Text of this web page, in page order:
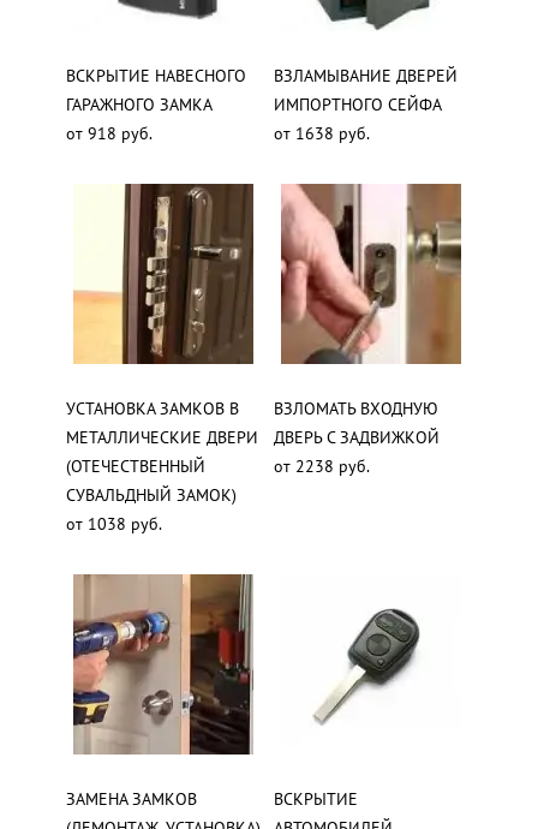
ВСКРЫТИЕ НАВЕСНОГО
ГАРАЖНОГО ЗАМКА
от 918 руб.
ВЗЛАМЫВАНИЕ ДВЕРЕЙ
ИМПОРТНОГО СЕЙФА
от 1638 руб.
УСТАНОВКА ЗАМКОВ В
МЕТАЛЛИЧЕСКИЕ ДВЕРИ
(ОТЕЧЕСТВЕННЫЙ
СУВАЛЬДНЫЙ ЗАМОК)
от 1038 руб.
ВЗЛОМАТЬ ВХОДНУЮ
ДВЕРЬ С ЗАДВИЖКОЙ
от 2238 руб.
ЗАМЕНА ЗАМКОВ
ВСКРЫТИЕ